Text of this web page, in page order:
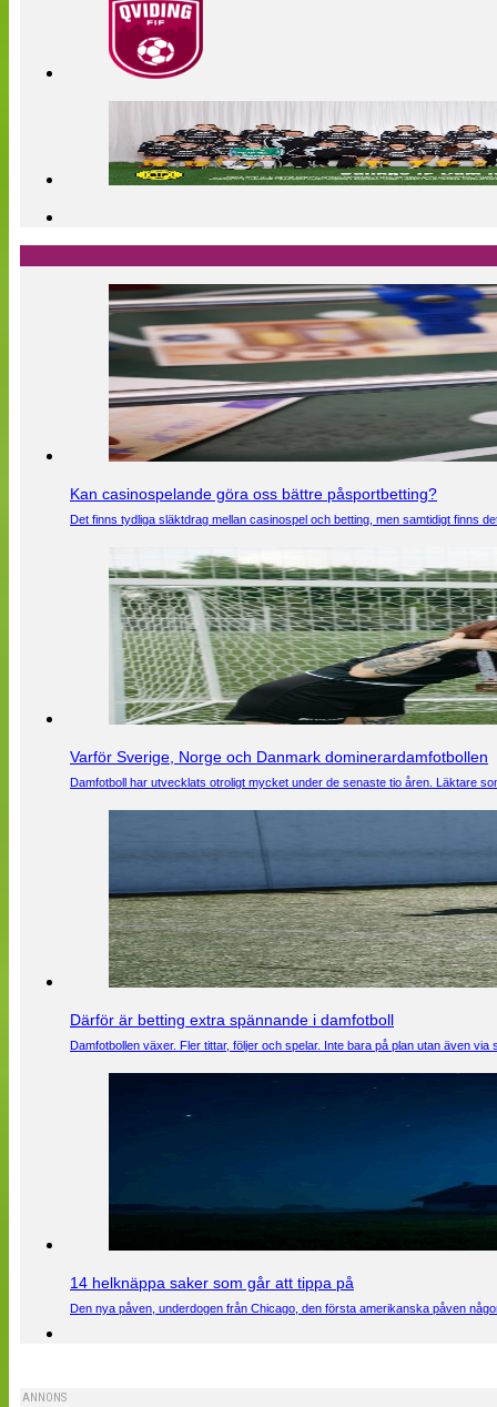
Kan casinospelande göra oss bättre påsportbetting?
Det finns tydliga släktdrag mellan casinospel och betting, men samtidigt finns
Varför Sverige, Norge och Danmark dominerardamfotbollen
Damfotboll har utvecklats otroligt mycket under de senaste tio åren. Läktare
Därför är betting extra spännande i damfotboll
Damfotbollen växer. Fler tittar, följer och spelar. Inte bara på plan utan även
14 helknäppa saker som går att tippa på
Den nya påven, underdogen från Chicago, den första amerikanska påven
ANNONS